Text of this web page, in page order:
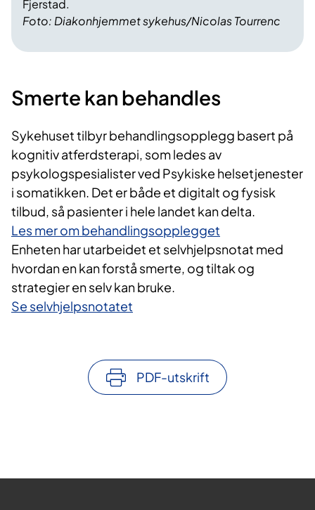
Foto: Diakonhjemmet sykehus/Nicolas Tourrenc
Fjerstad.
Smerte kan behandles
Sykehuset tilbyr behandlingsopplegg basert på
kognitiv atferdsterapi, som ledes av
psykologspesialister ved Psykiske helsetjenester
i somatikken. Det er både et digitalt og fysisk
tilbud, så pasienter i hele landet kan delta.
Les mer om behandlingsopplegget
Enheten har utarbeidet et selvhjelpsnotat med
hvordan en kan forstå smerte, og tiltak og
strategier en selv kan bruke.
Se selvhjelpsnotatet
PDF-utskrift